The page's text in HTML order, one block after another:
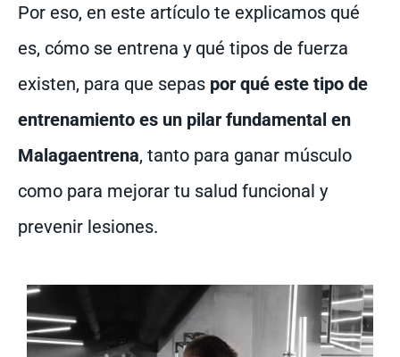
Por eso, en este artículo te explicamos qué
es, cómo se entrena y qué tipos de fuerza
existen, para que sepas por qué este tipo de
entrenamiento es un pilar fundamental en
Malagaentrena, tanto para ganar músculo
como para mejorar tu salud funcional y
prevenir lesiones.